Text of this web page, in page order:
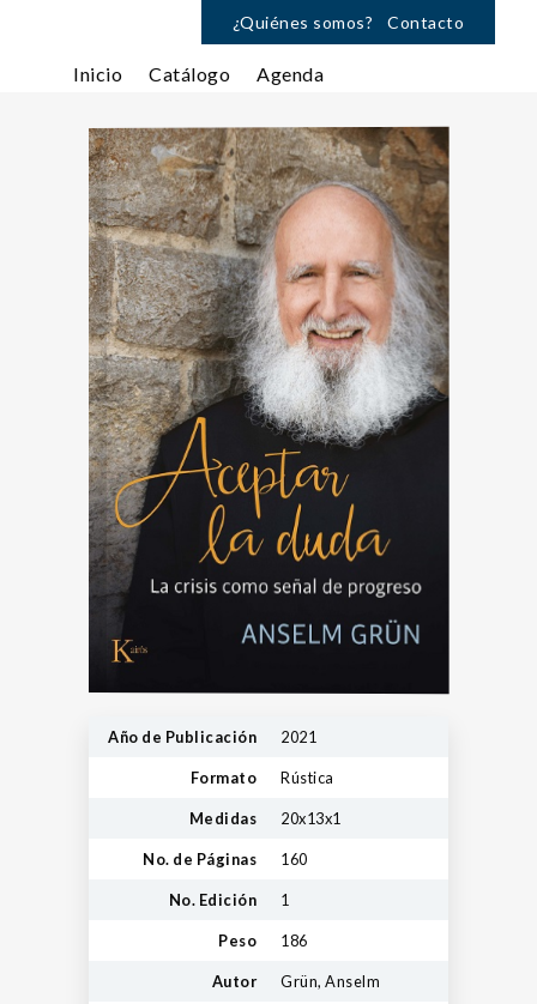
¿Quiénes somos? Contacto
Inicio Catálogo Agenda
Año de Publicación 2021
Formato Rústica
Medidas 20x13x1
No. de Páginas 160
No. Edición 1
Peso 186
Autor Grün, Anselm